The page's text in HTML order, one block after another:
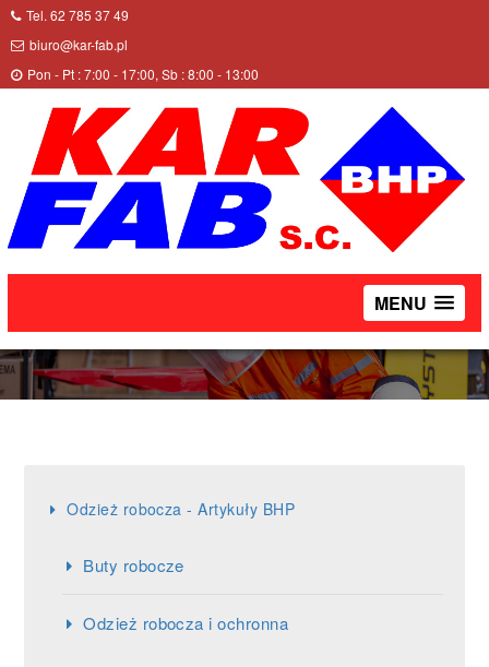
Tel. 62 785 37 49
biuro@kar-fab.pl
Pon - Pt : 7:00 - 17:00, Sb : 8:00 - 13:00
MENU
SPODNIE REIS DR-PIL-N ZP
Odzież robocza - Artykuły BHP
Buty robocze
Odzież robocza i ochronna